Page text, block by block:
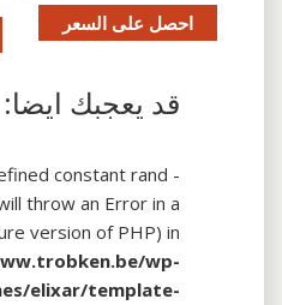
احصل على السعر
قد يعجبك ايضا:
constant rand -
throw an Error in a
version of PHP) in
wp-
elixar/template-